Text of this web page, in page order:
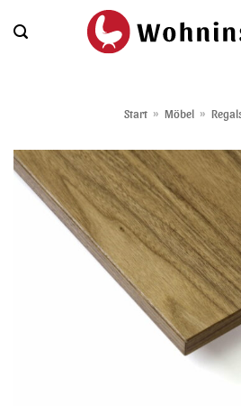
Inhalt
Start » Möbel »